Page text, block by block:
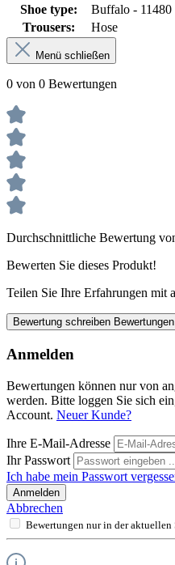
Shoe type:
Buffalo - 11480
Trousers:
Hose
Menü schließen
0 von 0 Bewertungen
Durchschnittliche Bewertung
Bewerten Sie dieses Produkt!
Teilen Sie Ihre Erfahrungen mit
Bewertung schreiben
Anmelden
Bewertungen können nur von
werden. Bitte loggen Sie sich
Account. Neuer Kunde?
Ihre E-Mail-Adresse
Ihr Passwort
Ich habe mein Passwort
Anmelden
Abbrechen
Bewertungen nur in der aktuellen